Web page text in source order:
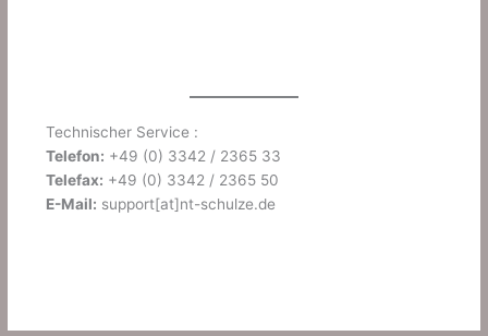
Technischer Service :
Telefon: +49 (0) 3342 / 2365 33
Telefax: +49 (0) 3342 / 2365 50
E-Mail: support[at]nt-schulze.de